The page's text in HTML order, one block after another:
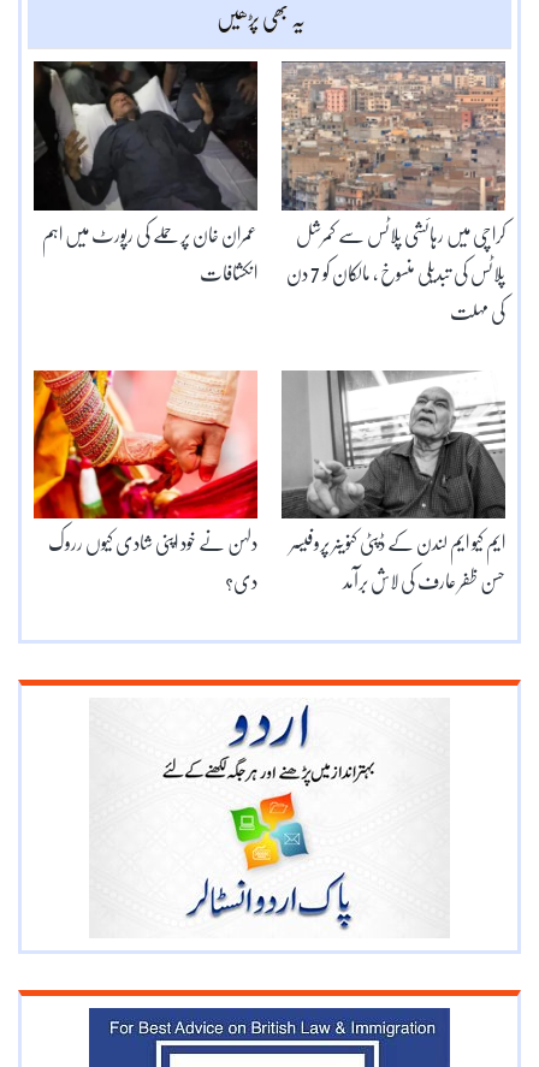
یہ بھی پڑھیں
عمران خان پر حملے کی رپورٹ میں اہم
انکشافات
کراچی میں رہائشی پلاٹس سے کمرشل
پلاٹس کی تبدیلی منسوخ ، مالکان کو 7 دن
کی مہلت
دلہن نے خود اپنی شادی کیوں رروک
دی؟
ایم کیو ایم لندن کے ڈپٹی کنوینر پروفیسر
حسن ظفر عارف کی لاش برآمد